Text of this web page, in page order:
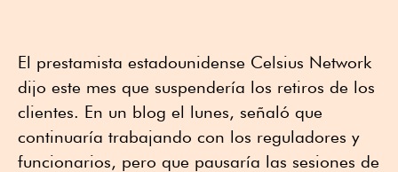
El prestamista estadounidense Celsius Network
dijo este mes que suspendería los retiros de los
clientes. En un blog el lunes, señaló que
continuaría trabajando con los reguladores y
funcionarios, pero que pausaría las sesiones de